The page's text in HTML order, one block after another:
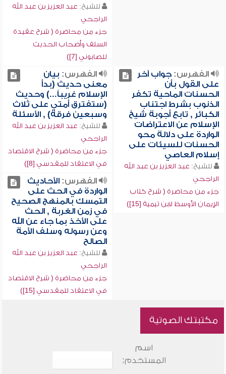
للشيخ: عبد العزيز بن عبد الله
الراجحي
جزء من محاضرة ( شرح عقيدة
السلف وأصحاب الحديث
للصابوني [7])
الفهرس:جواب آخر
على القول بأن
الحسنات الماحية تكفر
الذنوب بشرط اجتناب
الكبائر , تابع أجوبة شيخ
الإسلام عن الاعتراضات
الواردة على دلالة محو
الحسنات للسيئات على
إسلام العاصي
للشيخ: عبد العزيز بن عبد الله
الراجحي
جزء من محاضرة ( شرح كتاب
الإيمان الأوسط لابن تيمية [15])
الفهرس: بيان
معنى حديث (بدأ
الإسلام غريباً...) وحديث
(ستفترق أمتي على ثلاث
وسبعين فرقة) , الأسئلة
للشيخ: عبد العزيز بن عبد الله
الراجحي
جزء من محاضرة ( شرح الاقتصاد
في الاعتقاد للمقدسي [8])
الفهرس:الأحاديث
الواردة في الحث على
التمسك بالمنهج الصحيح
في زمن الغربة , الحث
على الأخذ بما جاء عن الله
وعن رسوله وسلف الأمة
الصالح
للشيخ: عبد العزيز بن عبد الله
الراجحي
جزء من محاضرة ( شرح الاقتصاد
في الاعتقاد للمقدسي [15])
مكتبتك الصوتية
اسم
المستخدم: